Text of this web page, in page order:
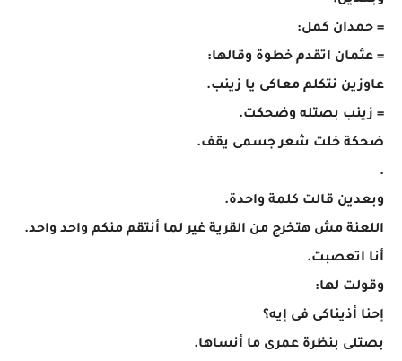
= حمدان كمل:
= عثمان اتقدم خطوة وقالها:
عاوزين نتكلم معاكى يا زينب.
= زينب بصتله وضحكت.
ضحكة خلت شعر جسمى يقف.
.
وبعدين قالت كلمة واحدة.
اللعنة مش هتخرج من القرية غير لما أنتقم منكم واحد واحد.
أنا اتعصبت.
وقولت لها:
إحنا أذيناكى فى إيه؟
بصتلى بنظرة عمرى ما أنساها.